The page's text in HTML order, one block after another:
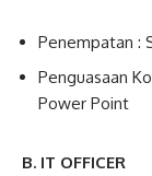
Penempatan :
Penguasaan
Power Point
B. IT OFFICER